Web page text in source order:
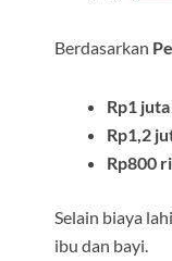
Berdasarkan
Rp1 juta
Rp1,2
Rp800
Selain biaya
ibu dan bayi.